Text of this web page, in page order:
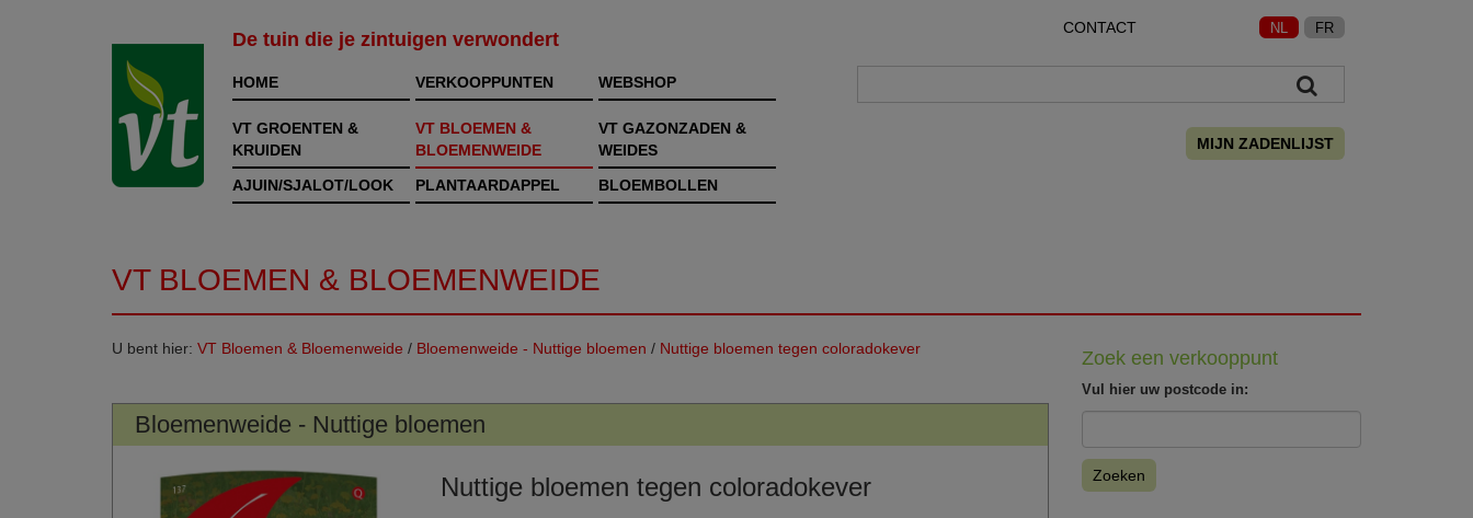
De tuin die je zintuigen verwondert
CONTACT NL FR
HOME VERKOOPPUNTEN WEBSHOP
VT GROENTEN &
KRUIDEN
VT BLOEMEN &
BLOEMENWEIDE
VT GAZONZADEN &
WEIDES
AJUIN/SJALOT/LOOK
PLANTAARDAPPEL BLOEMBOLLEN
MIJN ZADENLIJST
VT BLOEMEN & BLOEMENWEIDE
U bent hier: VT Bloemen & Bloemenweide / Bloemenweide - Nuttige bloemen / Nuttige bloemen tegen coloradokever
Bloemenweide - Nuttige bloemen
Nuttige bloemen tegen coloradokever
Zoek een verkooppunt
Vul hier uw postcode in:
Zoeken